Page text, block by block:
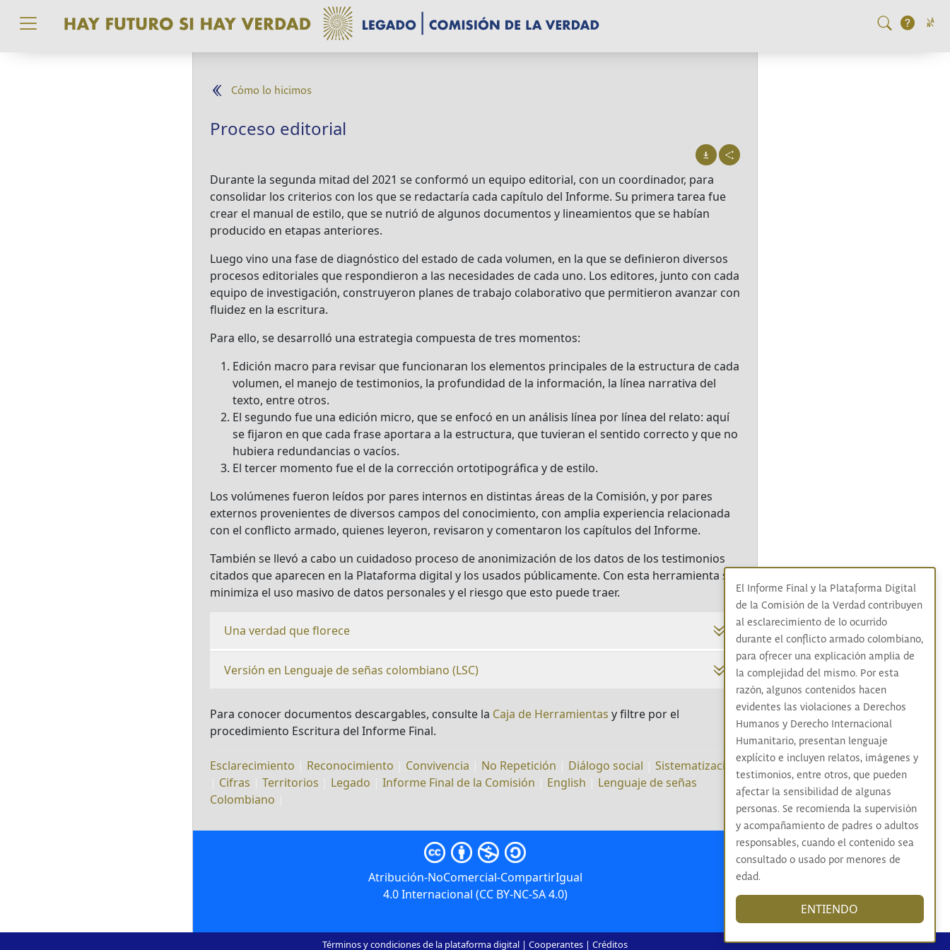
Pasar al contenido principal
Cómo lo hicimos
Proceso editorial
Durante la segunda mitad del 2021 se conformó un equipo editorial, con un coordinador, para
consolidar los criterios con los que se redactaría cada capítulo del Informe. Su primera tarea fue
crear el manual de estilo, que se nutrió de algunos documentos y lineamientos que se habían
producido en etapas anteriores.
Luego vino una fase de diagnóstico del estado de cada volumen, en la que se definieron diversos
procesos editoriales que respondieron a las necesidades de cada uno. Los editores, junto con cada
equipo de investigación, construyeron planes de trabajo colaborativo que permitieron avanzar con
fluidez en la escritura.
Para ello, se desarrolló una estrategia compuesta de tres momentos:
Edición macro para revisar que funcionaran los elementos principales de la estructura de cada
volumen, el manejo de testimonios, la profundidad de la información, la línea narrativa del
texto, entre otros.
El segundo fue una edición micro, que se enfocó en un análisis línea por línea del relato: aquí
se fijaron en que cada frase aportara a la estructura, que tuvieran el sentido correcto y que no
hubiera redundancias o vacíos.
El tercer momento fue el de la corrección ortotipográfica y de estilo.
Los volúmenes fueron leídos por pares internos en distintas áreas de la Comisión, y por pares
externos provenientes de diversos campos del conocimiento, con amplia experiencia relacionada
con el conflicto armado, quienes leyeron, revisaron y comentaron los capítulos del Informe.
También se llevó a cabo un cuidadoso proceso de anonimización de los datos de los testimonios
citados que aparecen en la Plataforma digital y los usados públicamente. Con esta herramienta se
minimiza el uso masivo de datos personales y el riesgo que esto puede traer.
Una verdad que florece
Versión en Lenguaje de señas colombiano (LSC)
Para conocer documentos descargables, consulte la Caja de Herramientas y filtre por el
procedimiento Escritura del Informe Final.
Esclarecimiento Reconocimiento Convivencia No Repetición Diálogo social
Sistematización
Cifras Territorios Legado Informe Final de la Comisión English
Lenguaje de señas
Colombiano
Atribución-NoComercial-CompartirIgual
4.0 Internacional (CC BY-NC-SA 4.0)
Términos y condiciones de la plataforma digital | Cooperantes | Créditos
El Informe Final y la Plataforma Digital
de la Comisión de la Verdad contribuyen
al esclarecimiento de lo ocurrido
durante el conflicto armado colombiano,
para ofrecer una explicación amplia de
la complejidad del mismo. Por esta
razón, algunos contenidos hacen
evidentes las violaciones a Derechos
Humanos y Derecho Internacional
Humanitario, presentan lenguaje
explícito e incluyen relatos, imágenes y
testimonios, entre otros, que pueden
afectar la sensibilidad de algunas
personas. Se recomienda la supervisión
y acompañamiento de padres o adultos
responsables, cuando el contenido sea
consultado o usado por menores de
edad.
ENTIENDO